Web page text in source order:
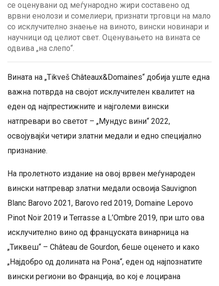
се оценувани од меѓународно жири составено од
врвни енолози и сомелиери, признати трговци на мало
со исклучително знаење на виното, вински новинари и
научници од целиот свет. Оценувањето на вината се
одвива „на слепо“.
Вината на „Tikveš Châteaux&Domainеs“ добија уште една
важна потврда на својот исклучителен квалитет на
еден од најпрестижните и најголеми вински
натпревари во светот – „Мундус вини“ 2022,
освојувајќи четири златни медали и едно специјално
признание.
На пролетното издание на овој врвен меѓународен
вински натпревар златни медали освоија Sauvignon
Blanc Barovo 2021, Barovo red 2019, Domaine Lepovo
Pinot Noir 2019 и Terrasse a L’Ombre 2019, при што ова
исклучително вино од француската винарница на
„Тиквеш“ – Château de Gourdon, беше оценето и како
„Најдобро од долината на Рона“, еден од најпознатите
вински региони во Франција, во кој е лоцирана